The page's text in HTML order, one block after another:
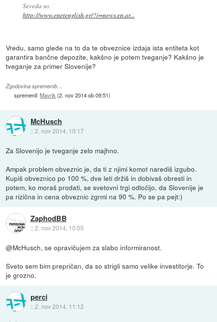
Seveda so.
http://www.enetenglish.gr/?i=news.en.ar...
Vredu, samo glede na to da te obveznice izdaja ista entiteta kot
garantira bančne depozite, kakšno je potem tveganje? Kakšno je
tveganje za primer Slovenije?
Zgodovina sprememb…
spremenil:Mavrik (2. nov 2014 ob 09:51)
McHusch
::2. nov 2014, 10:17
Za Slovenijo je tveganje zelo majhno.
Ampak problem obveznic je, da ti z njimi komot narediš izgubo.
Kupiš obveznico po 100 %, dve leti držiš in dobivaš obresti in
potem, ko moraš prodati, se svetovni trgi odločijo, da Slovenije je
pa rizična in cena obveznic zgrmi na 90 %. Po se pa pejt:)
ZaphodBB
::2. nov 2014, 10:55
@McHusch, se opravičujem za slabo informiranost.
Sveto sem bim prepričan, da so strigli samo velike investitorje. To
je grozno.
perci
::2. nov 2014, 11:12